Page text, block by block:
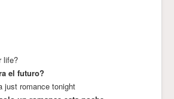
life?
el futuro?
just romance tonight